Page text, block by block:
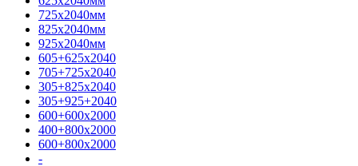
725х2040мм
825х2040мм
925х2040мм
605+625х2040
705+725х2040
305+825х2040
305+925+2040
600+600х2000
400+800х2000
600+800х2000
-